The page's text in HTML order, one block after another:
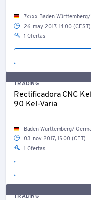
7xxxx Baden
26. may 2017, 14:00 (CEST)
1 Ofertas
TRADING
Rectificadora CNC
90 Kel-Varia
Baden Württemberg/
03. nov 2017, 15:00 (CET)
1 Ofertas
TRADING